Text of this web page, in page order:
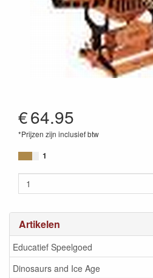
Artikelen
Educatief Speelgoed
Dinosaurs and Ice Age
€64.95
*Prijzen zijn inclusief btw
6946785120714
1